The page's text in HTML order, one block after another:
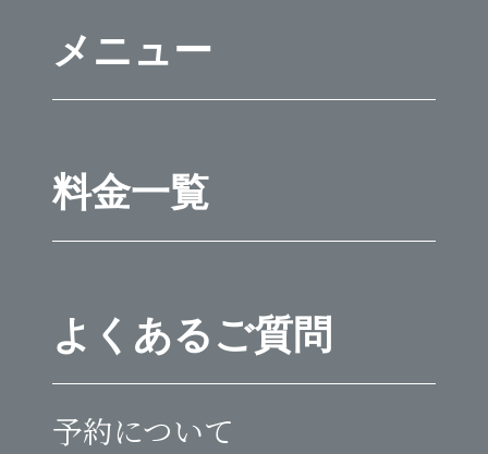
メニュー
料金一覧
よくあるご質問
予約について